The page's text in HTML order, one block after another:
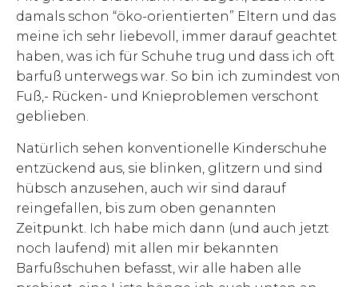
damals schon “öko-orientierten” Eltern und das
meine ich sehr liebevoll, immer darauf geachtet
haben, was ich für Schuhe trug und dass ich oft
barfuß unterwegs war. So bin ich zumindest von
Fuß,- Rücken- und Knieproblemen verschont
geblieben.
Natürlich sehen konventionelle Kinderschuhe
entzückend aus, sie blinken, glitzern und sind
hübsch anzusehen, auch wir sind darauf
reingefallen, bis zum oben genannten
Zeitpunkt. Ich habe mich dann (und auch jetzt
noch laufend) mit allen mir bekannten
Barfußschuhen befasst, wir alle haben alle